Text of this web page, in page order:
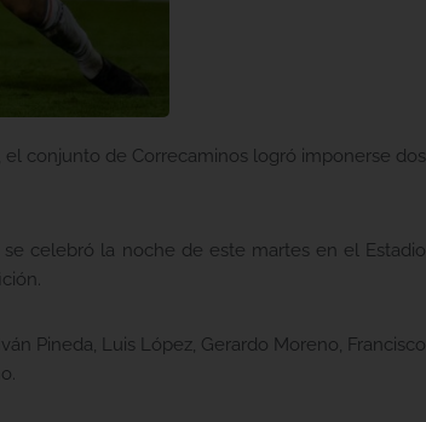
conjunto de Correcaminos logró imponerse dos
celebró la noche de este martes en el Estadio
Pineda, Luis López, Gerardo Moreno, Francisco